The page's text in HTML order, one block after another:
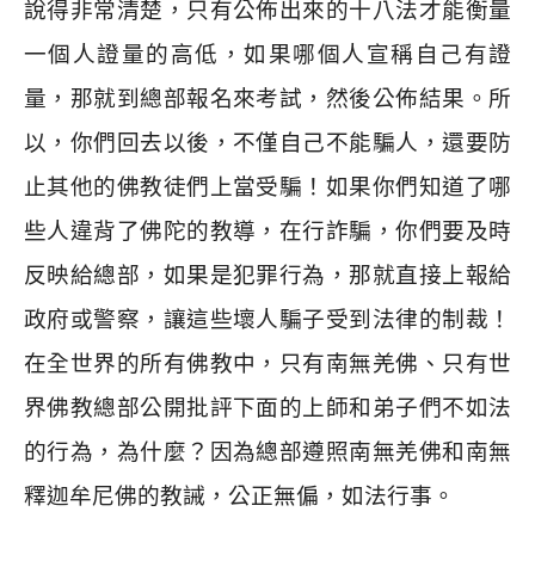
說得非常清楚，只有公佈出來的十八法才能衡量
一個人證量的高低，如果哪個人宣稱自己有證
量，那就到總部報名來考試，然後公佈結果。所
以，你們回去以後，不僅自己不能騙人，還要防
止其他的佛教徒們上當受騙！如果你們知道了哪
些人違背了佛陀的教導，在行詐騙，你們要及時
反映給總部，如果是犯罪行為，那就直接上報給
政府或警察，讓這些壞人騙子受到法律的制裁！
在全世界的所有佛教中，只有南無羌佛、只有世
界佛教總部公開批評下面的上師和弟子們不如法
的行為，為什麼？因為總部遵照南無羌佛和南無
釋迦牟尼佛的教誡，公正無偏，如法行事。